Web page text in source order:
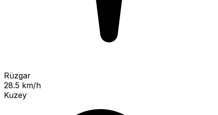
Rüzgar
28.5 km/h
Kuzey